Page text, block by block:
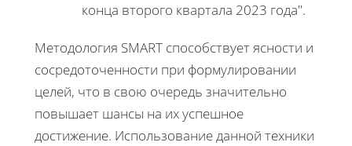
конца второго квартала 2023 года".
Методология SMART способствует ясности и
сосредоточенности при формулировании
целей, что в свою очередь значительно
повышает шансы на их успешное
достижение. Использование данной техники